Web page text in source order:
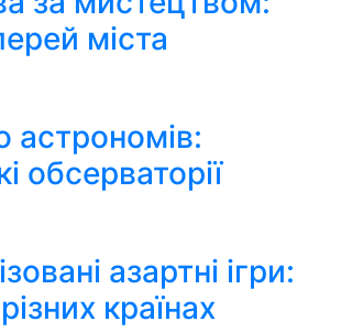
міста
астрономів:
обсерваторії
азартні ігри:
країнах